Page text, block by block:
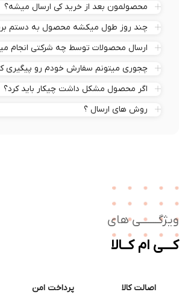
محصولمون بعد از خرید کی ارسال میشه؟
چند روز طول میکشه محصول به دستم برسه؟
ارسال محصولات توسط چه شرکتی انجام میشه؟
چجوری میتونم سفارش خودم رو پیگیری کنم؟
اگر محصول مشکل داشت چیکار باید کرد؟
روش های ارسال ؟
های
ام کــالا
اصالت کالا پرداخت امن